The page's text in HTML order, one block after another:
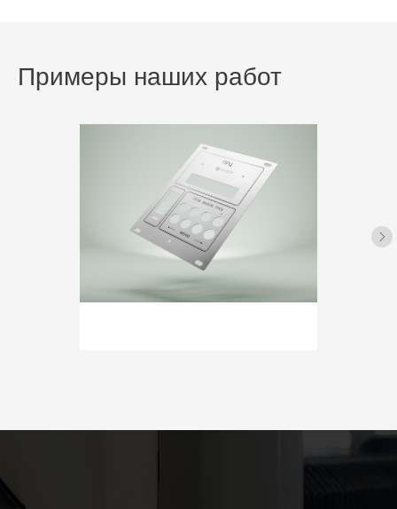
Примеры наших работ